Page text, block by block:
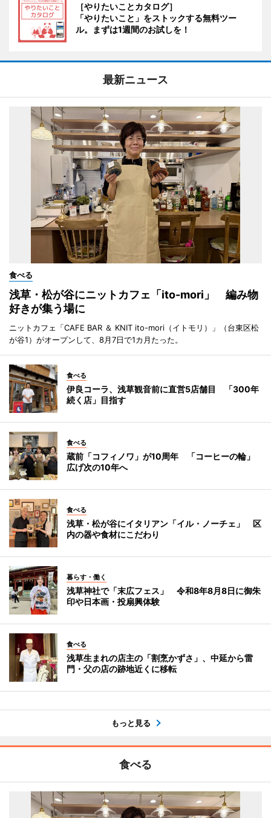
［やりたいことカタログ］
「やりたいこと」をストックする無料ツー
ル。まずは1週間のお試しを！
最新ニュース
食べる
浅草・松が谷にニットカフェ「ito-mori」 編み物
好きが集う場に
ニットカフェ「CAFE BAR ＆ KNIT ito-mori（イトモリ）」（台東区松
が谷1）がオープンして、8月7日で1カ月たった。
食べる
伊良コーラ、浅草観音前に直営5店舗目 「300年
続く店」目指す
食べる
蔵前「コフィノワ」が10周年 「コーヒーの輪」
広げ次の10年へ
食べる
浅草・松が谷にイタリアン「イル・ノーチェ」 区
内の器や食材にこだわり
暮らす・働く
浅草神社で「末広フェス」 令和8年8月8日に御朱
印や日本画・投扇興体験
食べる
浅草生まれの店主の「割烹かずさ」、中延から雷
門・父の店の跡地近くに移転
もっと見る
食べる